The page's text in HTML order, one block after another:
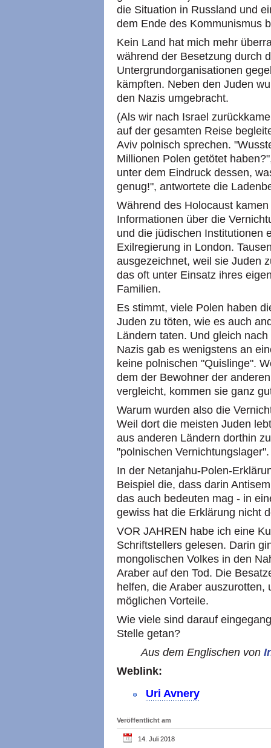
die Situation in Russland und
dem Ende des Kommunismus
Kein Land hat mich mehr
während der Besetzung durch
Untergrundorganisationen
kämpften. Neben den Juden
den Nazis umgebracht.
(Als wir nach Israel
auf der gesamten Reise
Aviv polnisch sprechen.
Millionen Polen getötet
unter dem Eindruck dessen,
genug!", antwortete die
Während des Holocaust
Informationen über die
und die jüdischen Institutionen
Exilregierung in London.
ausgezeichnet, weil sie Juden
das oft unter Einsatz ihres
Familien.
Es stimmt, viele Polen haben
Juden zu töten, wie es auch
Ländern taten. Und gleich
Nazis gab es wenigstens an
keine polnischen "Quislinge".
dem der Bewohner der
vergleicht, kommen sie ganz
Warum wurden also die
Weil dort die meisten Juden
aus anderen Ländern dorthin
"polnischen Vernichtungslager".
In der Netanjahu-Polen-
Beispiel die, dass darin
das auch bedeuten mag - in
gewiss hat die Erklärung nicht
VOR JAHREN habe ich eine
Schriftstellers gelesen. Darin
mongolischen Volkes in den
Araber auf den Tod. Die
helfen, die Araber
möglichen Vorteile.
Wie viele sind darauf
Stelle getan?
Aus dem Englischen von
Weblink:
Uri Avnery
Veröffentlicht am
14. Juli 2018